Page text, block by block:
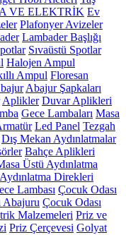
VE ELEKTRİK Ev
Plafonyer Avizeler
Lambader Başlığı
Sıvaüstü Spotlar
Halojen Ampul
Ampul Floresan
Abajur Şapkaları
Aplikler Duvar Aplikleri
Gece Lambaları Masa
Led Panel Tezgah
Dış Mekan Aydınlatmalar
Bahçe Aplikleri
Üstü Aydınlatma
Direkleri
Lambası Çocuk Odası
Abajuru Çocuk Odası
Malzemeleri Priz ve
Priz Çerçevesi Golyat